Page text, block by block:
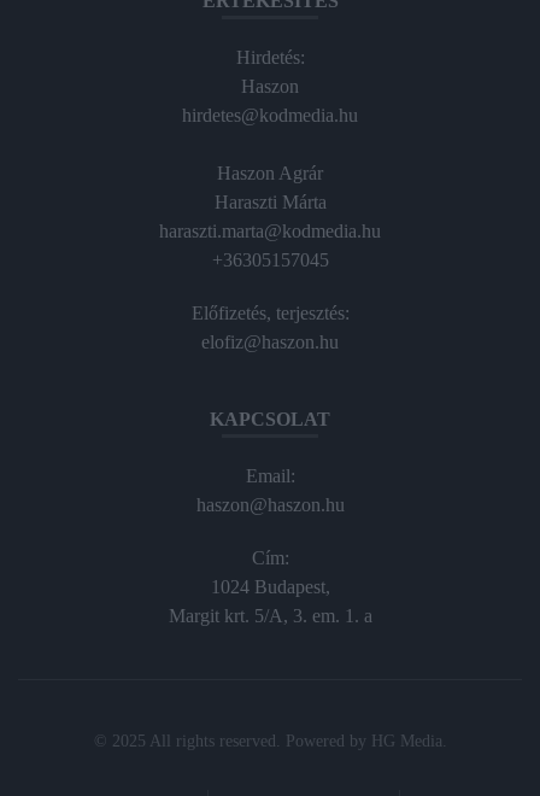
Hirdetés:
Haszon
hirdetes@kodmedia.hu
Haszon Agrár
Haraszti Márta
haraszti.marta@kodmedia.hu
+36305157045
Előfizetés, terjesztés:
elofiz@haszon.hu
KAPCSOLAT
Email:
haszon@haszon.hu
Cím:
1024 Budapest,
Margit krt. 5/A, 3. em. 1. a
© 2025 All rights reserved. Powered by HG Media